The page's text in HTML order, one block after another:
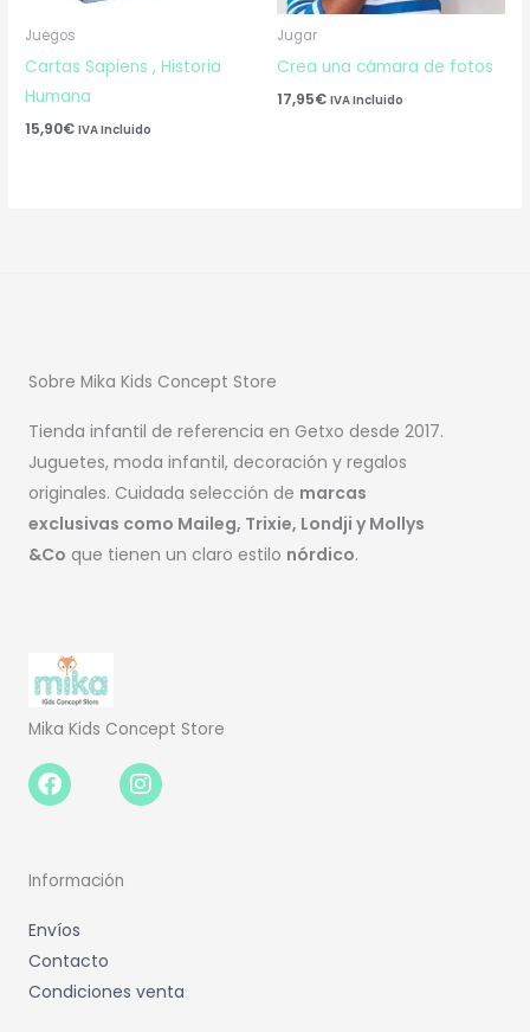
Juegos
Cartas Sapiens , Historia
Humana
15,90€ IVA Incluido
Jugar
Crea una cámara de fotos
17,95€ IVA Incluido
Sobre Mika Kids Concept Store
Tienda infantil de referencia en Getxo desde 2017.
Juguetes, moda infantil, decoración y regalos
originales. Cuidada selección de marcas
exclusivas como Maileg, Trixie, Londji y Mollys
&Co que tienen un claro estilo nórdico.
Mika Kids Concept Store
Facebook-
f
Instagram
Información
Envíos
Contacto
Condiciones venta